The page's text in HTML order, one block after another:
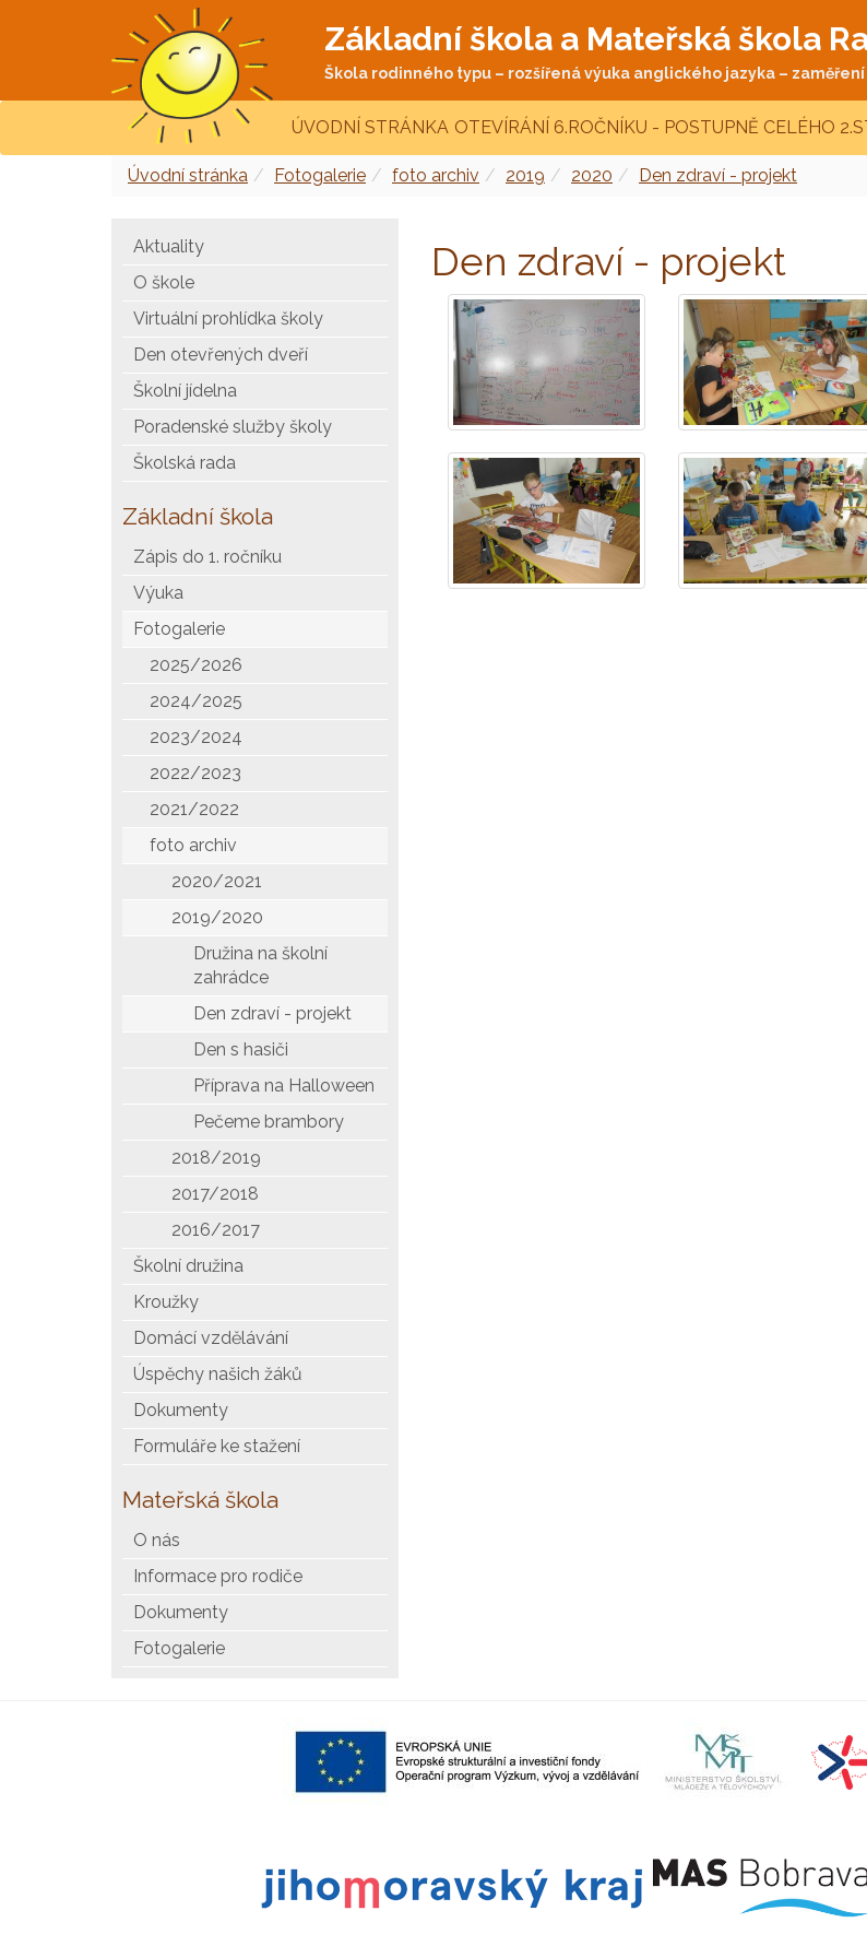
Základní škola a Mateřská škola
Škola rodinného typu – rozšířená výuka anglického jazyka –
ÚVODNÍ STRÁNKA OTEVÍRÁNÍ 6.ROČNÍKU - POSTUPNĚ CELÉHO
Úvodní stránka Fotogalerie foto archiv 2019 2020 Den zdraví - projekt
Aktuality
O škole
Virtuální prohlídka školy
Den otevřených dveří
Školní jídelna
Poradenské služby školy
Školská rada
Základní škola
Zápis do 1. ročníku
Výuka
Fotogalerie
2025/2026
2024/2025
2023/2024
2022/2023
2021/2022
foto archiv
2020/2021
2019/2020
Družina na školní
zahrádce
Den zdraví - projekt
Den s hasiči
Příprava na Halloween
Pečeme brambory
2018/2019
2017/2018
2016/2017
Školní družina
Kroužky
Domácí vzdělávání
Úspěchy našich žáků
Dokumenty
Formuláře ke stažení
Mateřská škola
O nás
Informace pro rodiče
Dokumenty
Fotogalerie
Den zdraví - projekt